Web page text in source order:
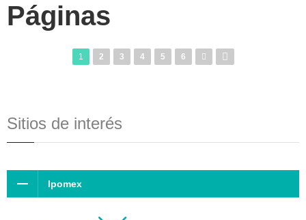
Páginas
1 2 3 4 5 6
Sitios de interés
Ipomex